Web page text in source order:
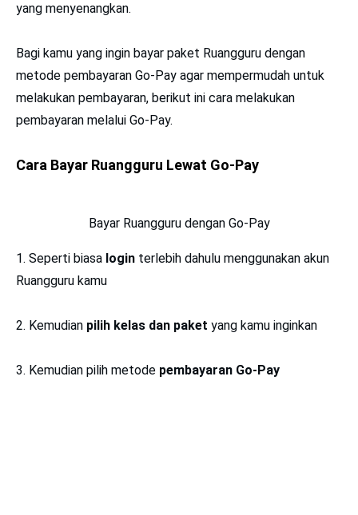
yang menyenangkan.
Bagi kamu yang ingin bayar paket Ruangguru dengan
metode pembayaran Go-Pay agar mempermudah untuk
melakukan pembayaran, berikut ini cara melakukan
pembayaran melalui Go-Pay.
Cara Bayar Ruangguru Lewat Go-Pay
Bayar Ruangguru dengan Go-Pay
1. Seperti biasa login terlebih dahulu menggunakan akun
Ruangguru kamu
2. Kemudian pilih kelas dan paket yang kamu inginkan
3. Kemudian pilih metode pembayaran Go-Pay